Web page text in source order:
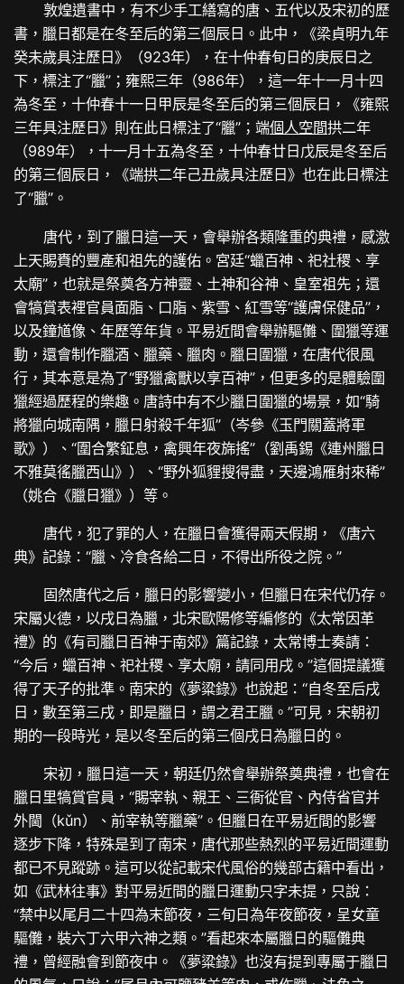
敦煌遺書中，有不少手工繕寫的唐、五代以及宋初的歷
書，臘日都是在冬至后的第三個辰日。此中，《梁貞明九年
癸未歲具注歷日》（923年），在十仲春旬日的庚辰日之
下，標注了“臘”；雍熙三年（986年），這一年十一月十四
為冬至，十仲春十一日甲辰是冬至后的第三個辰日，《雍熙
三年具注歷日》則在此日標注了“臘”；端個人空間拱二年
（989年），十一月十五為冬至，十仲春廿日戊辰是冬至后
的第三個辰日，《端拱二年己丑歲具注歷日》也在此日標注
了“臘”。
唐代，到了臘日這一天，會舉辦各類隆重的典禮，感激
上天賜賚的豐產和祖先的護佑。宮廷“蠟百神、祀社稷、享
太廟”，也就是祭奠各方神靈、土神和谷神、皇室祖先；還
會犒賞表裡官員面脂、口脂、紫雪、紅雪等“護膚保健品”，
以及鐘馗像、年歷等年貨。平易近間會舉辦驅儺、圍獵等運
動，還會制作臘酒、臘藥、臘肉。臘日圍獵，在唐代很風
行，其本意是為了“野獵禽獸以享百神”，但更多的是體驗圍
獵經過歷程的樂趣。唐詩中有不少臘日圍獵的場景，如“騎
將獵向城南隅，臘日射殺千年狐”（岑參《玉門關蓋將軍
歌》）、“圍合繁鉦息，禽興年夜旆搖”（劉禹錫《連州臘日
不雅莫徭臘西山》）、“野外狐貍搜得盡，天邊鴻雁射來稀”
（姚合《臘日獵》）等。
唐代，犯了罪的人，在臘日會獲得兩天假期，《唐六
典》記錄：“臘、冷食各給二日，不得出所役之院。”
固然唐代之后，臘日的影響變小，但臘日在宋代仍存。
宋屬火德，以戌日為臘，北宋歐陽修等編修的《太常因革
禮》的《有司臘日百神于南郊》篇記錄，太常博士奏請：
“今后，蠟百神、祀社稷、享太廟，請同用戌。”這個提議獲
得了天子的批準。南宋的《夢粱錄》也說起：“自冬至后戌
日，數至第三戌，即是臘日，謂之君王臘。”可見，宋朝初
期的一段時光，是以冬至后的第三個戌日為臘日的。
宋初，臘日這一天，朝廷仍然會舉辦祭奠典禮，也會在
臘日里犒賞官員，“賜宰執、親王、三衙從官、內侍省官并
外閫（kǔn）、前宰執等臘藥”。但臘日在平易近間的影響
逐步下降，特殊是到了南宋，唐代那些熱烈的平易近間運動
都已不見蹤跡。這可以從記載宋代風俗的幾部古籍中看出，
如《武林往事》對平易近間的臘日運動只字未提，只說：
“禁中以尾月二十四為末節夜，三旬日為年夜節夜，呈女童
驅儺，裝六丁六甲六神之類。”看起來本屬臘日的驅儺典
禮，曾經融會到節夜中。《夢粱錄》也沒有提到專屬于臘日